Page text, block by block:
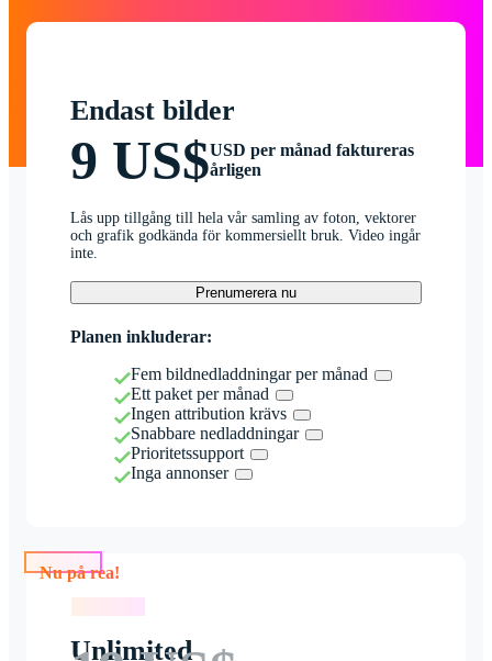
Endast bilder
9 US$USD per månad faktureras
årligen
Lås upp tillgång till hela vår samling av foton, vektorer
och grafik godkända för kommersiellt bruk. Video ingår
inte.
Prenumerera nu
Planen inkluderar:
Fem bildnedladdningar per månad
Ett paket per månad
Ingen attribution krävs
Snabbare nedladdningar
Prioritetssupport
Inga annonser
Nu på rea!
Unlimited